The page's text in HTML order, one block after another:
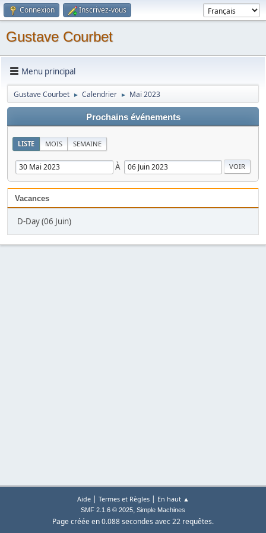
Connexion Inscrivez-vous
Gustave Courbet
Menu principal
Gustave Courbet ► Calendrier ► Mai 2023
Prochains événements
LISTE MOIS SEMAINE
À
Vacances
D-Day (06 Juin)
Aide| Termes et Règles| En haut ▲
SMF 2.1.6 © 2025, Simple Machines
Page créée en 0.088 secondes avec 22 requêtes.